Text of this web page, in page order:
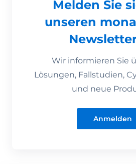
Melden Sie
unseren
Wir informieren Sie
Lösungen, Fallstudien,
und neue
Anmelden